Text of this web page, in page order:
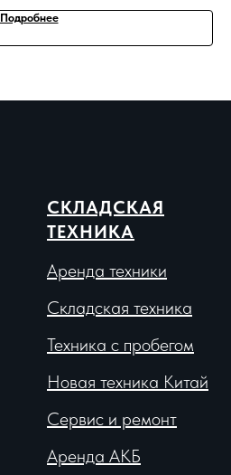
Подробнее
СКЛАДСКАЯ
ТЕХНИКА
Аренда техники
Складская техника
Техника с пробегом
Новая техника Китай
Сервис и ремонт
Аренда АКБ